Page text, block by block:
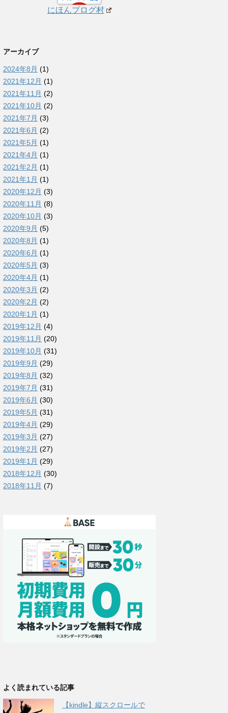
にほんブログ村
アーカイブ
2024年8月 (1)
2021年12月 (1)
2021年11月 (2)
2021年10月 (2)
2021年7月 (3)
2021年6月 (2)
2021年5月 (1)
2021年4月 (1)
2021年2月 (1)
2021年1月 (1)
2020年12月 (3)
2020年11月 (8)
2020年10月 (3)
2020年9月 (5)
2020年8月 (1)
2020年6月 (1)
2020年5月 (3)
2020年4月 (1)
2020年3月 (2)
2020年2月 (2)
2020年1月 (1)
2019年12月 (4)
2019年11月 (20)
2019年10月 (31)
2019年9月 (29)
2019年8月 (32)
2019年7月 (31)
2019年6月 (30)
2019年5月 (31)
2019年4月 (29)
2019年3月 (27)
2019年2月 (27)
2019年1月 (29)
2018年12月 (30)
2018年11月 (7)
よく読まれている記事
【kindle】縦スクロールで